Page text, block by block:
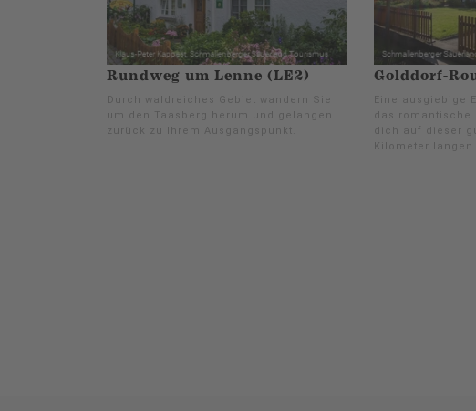
Rundweg um Lenne (LE2)
Durch waldreiches Gebiet wandern Sie
um den Taasberg herum und gelangen
zurück zu Ihrem Ausgangspunkt.
Golddorf-
Eine ausgiebige
das romantische
dich auf dieser
Kilometer langen